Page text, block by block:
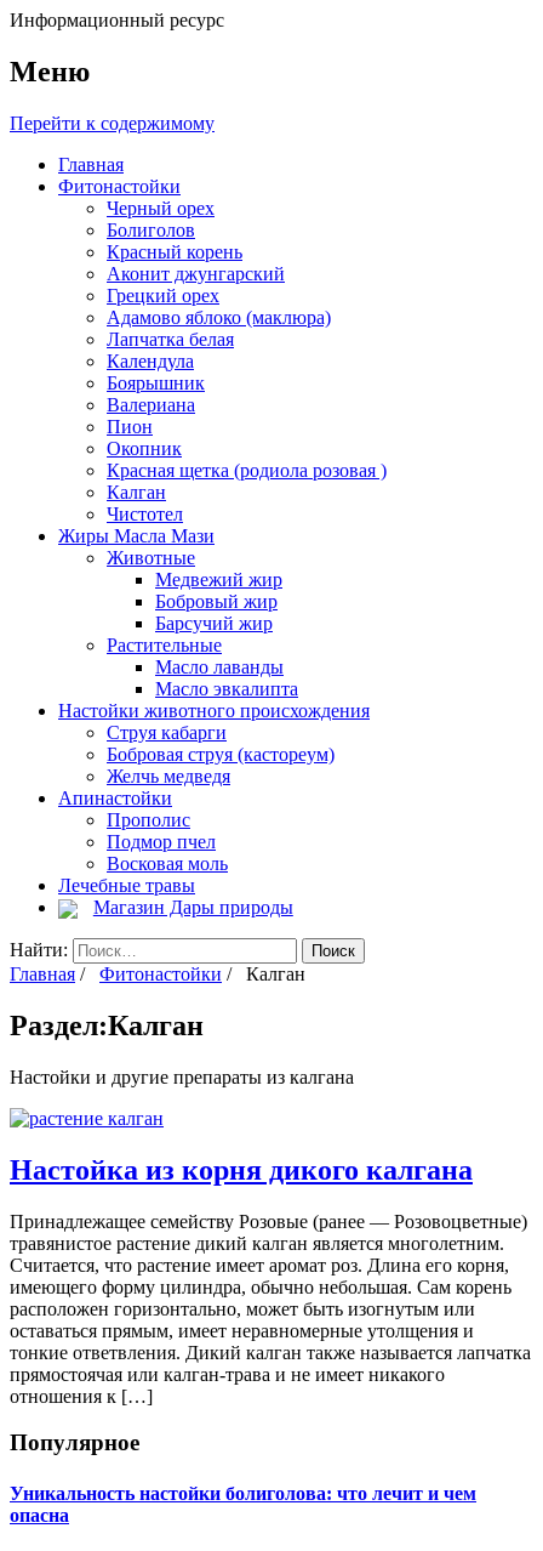
Информационный ресурс
Меню
Перейти к содержимому
Главная
Фитонастойки
Черный орех
Болиголов
Красный корень
Аконит джунгарский
Грецкий орех
Адамово яблоко (маклюра)
Лапчатка белая
Календула
Боярышник
Валериана
Пион
Окопник
Красная щетка (родиола розовая )
Калган
Чистотел
Жиры Масла Мази
Животные
Медвежий жир
Бобровый жир
Барсучий жир
Растительные
Масло лаванды
Масло эвкалипта
Настойки животного происхождения
Струя кабарги
Бобровая струя (кастореум)
Желчь медведя
Апинастойки
Прополис
Подмор пчел
Восковая моль
Лечебные травы
Магазин Дары природы
Найти:
Главная / Фитонастойки / Калган
Раздел:Калган
Настойки и другие препараты из калгана
Настойка из корня дикого калгана
Принадлежащее семейству Розовые (ранее — Розовоцветные)
травянистое растение дикий калган является многолетним.
Считается, что растение имеет аромат роз. Длина его корня,
имеющего форму цилиндра, обычно небольшая. Сам корень
расположен горизонтально, может быть изогнутым или
оставаться прямым, имеет неравномерные утолщения и
тонкие ответвления. Дикий калган также называется лапчатка
прямостоячая или калган-трава и не имеет никакого
отношения к […]
Популярное
Уникальность настойки болиголова: что лечит и чем
опасна